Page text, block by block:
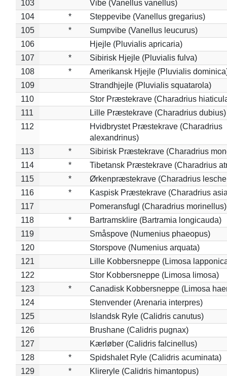
103
Vibe (Vanellus vanellus)
104
*
Steppevibe (Vanellus gregarius)
105
*
Sumpvibe (Vanellus leucurus)
106
Hjejle (Pluvialis apricaria)
107
*
Sibirisk Hjejle (Pluvialis fulva)
108
*
Amerikansk Hjejle (Pluvialis
109
Strandhjejle (Pluvialis squatarola)
110
Stor Præstekrave (Charadrius
111
Lille Præstekrave (Charadrius dubius)
112
Hvidbrystet Præstekrave (Charadrius
alexandrinus)
113
*
Sibirisk Præstekrave (Charadrius
114
*
Tibetansk Præstekrave (Charadrius
115
*
Ørkenpræstekrave (Charadrius
116
*
Kaspisk Præstekrave (Charadrius
117
Pomeransfugl (Charadrius morinellus)
118
*
Bartramsklire (Bartramia longicauda)
119
Småspove (Numenius phaeopus)
120
Storspove (Numenius arquata)
121
Lille Kobbersneppe (Limosa
122
Stor Kobbersneppe (Limosa limosa)
123
*
Canadisk Kobbersneppe (Limosa
124
Stenvender (Arenaria interpres)
125
Islandsk Ryle (Calidris canutus)
126
Brushane (Calidris pugnax)
127
Kærløber (Calidris falcinellus)
128
*
Spidshalet Ryle (Calidris acuminata)
129
*
Klireryle (Calidris himantopus)